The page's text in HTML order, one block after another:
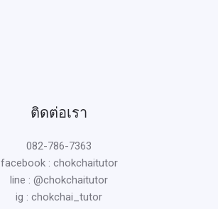
ติดต่อเรา
082-786-7363
facebook : chokchaitutor
line : @chokchaitutor
ig : chokchai_tutor